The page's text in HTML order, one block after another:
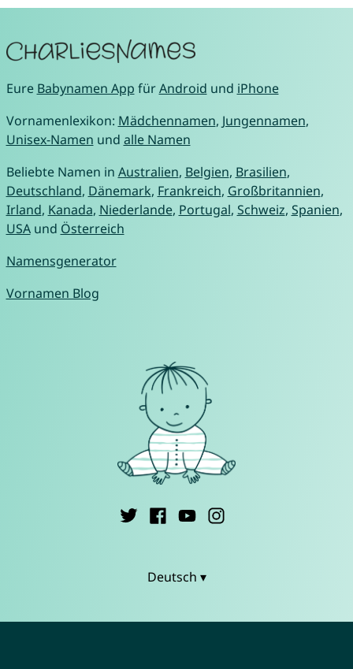
Eure Babynamen App fürAndroid und iPhone
Vornamenlexikon: Mädchennamen, Jungennamen,
Unisex-Namen und alle Namen
Beliebte Namen in Australien, Belgien, Brasilien,
Deutschland, Dänemark, Frankreich, Großbritannien,
Irland, Kanada, Niederlande, Portugal, Schweiz, Spanien,
USAund Österreich
Namensgenerator
Vornamen Blog
Deutsch ▾